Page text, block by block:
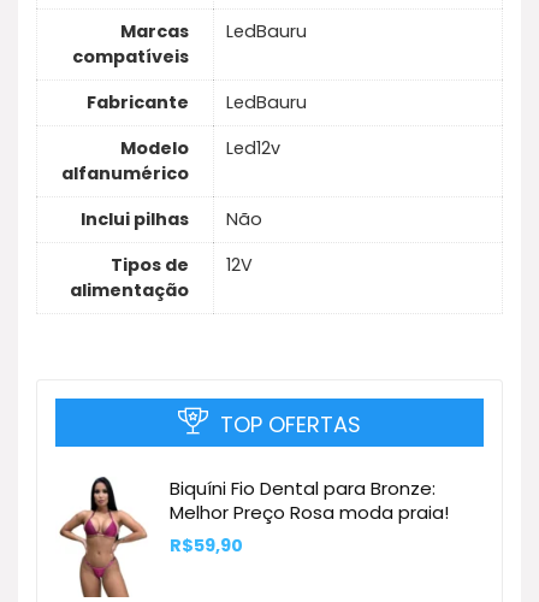
Marcas
compatíveis
LedBauru
Fabricante
LedBauru
Modelo
alfanumérico
Led12v
Inclui pilhas
Não
Tipos de
alimentação
12V
TOP OFERTAS
Biquíni Fio Dental para Bronze:
Melhor Preço Rosa moda praia!
R$59,90